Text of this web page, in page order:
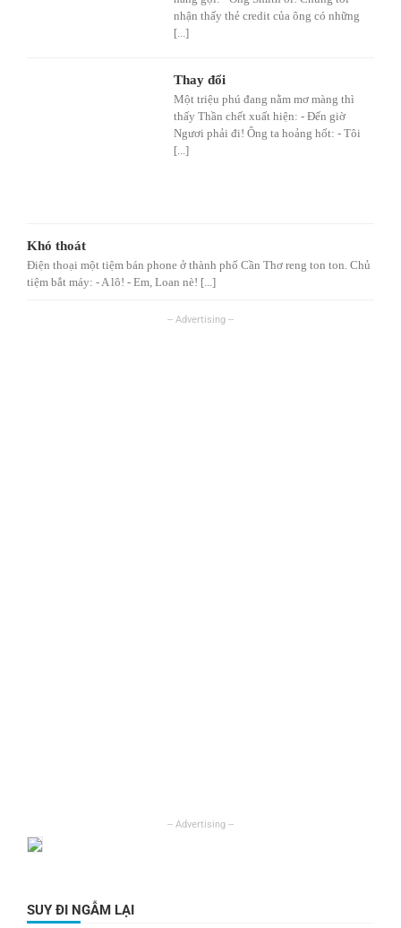
nhận thấy thẻ credit của ông có những
[...]
Thay đổi
Một triệu phú đang nằm mơ màng thì
thấy Thần chết xuất hiện: - Đến giờ
Ngươi phải đi! Ông ta hoảng hốt: - Tôi
[...]
Khó thoát
Điện thoại một tiệm bán phone ở thành phố Cần Thơ reng ton ton. Chủ
tiệm bắt máy: - A lô! - Em, Loan nè! [...]
SUY ĐI NGẪM LẠI